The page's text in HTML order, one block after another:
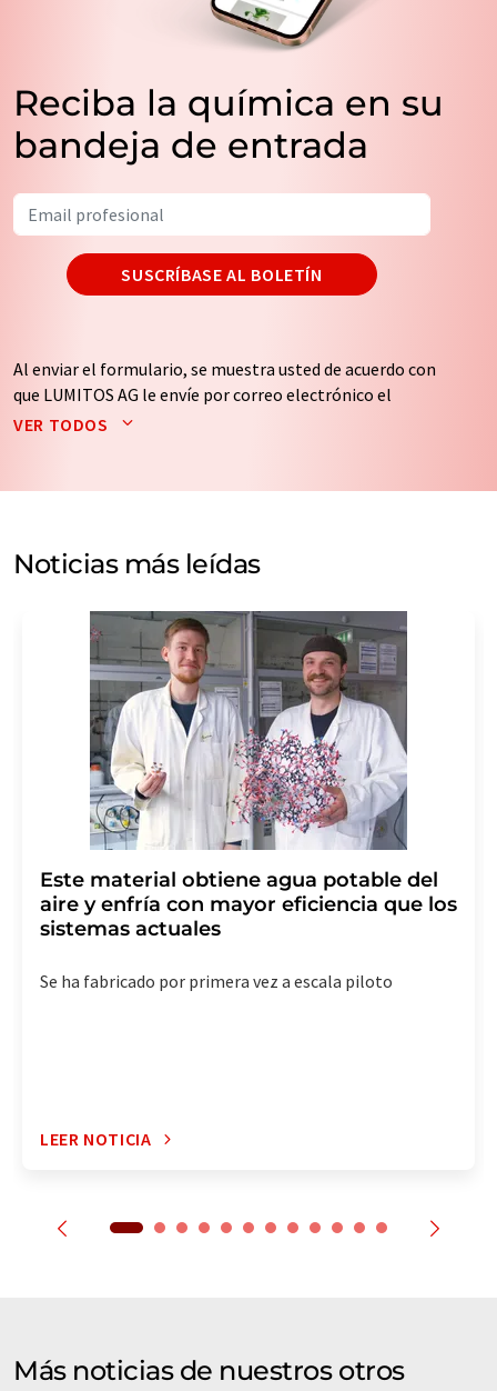
Reciba la química en su
bandeja de entrada
SUSCRÍBASE AL BOLETÍN
Al enviar el formulario, se muestra usted de acuerdo con
que LUMITOS AG le envíe por correo electrónico el
boletín o boletines seleccionados anteriormente. Sus
de nuestrapolítica de protección de datos. LUMITOS
electrónico a efectos publicitarios o de investigación de
mercado y opinión. Puede revocar en todo momento su
de indicar los motivos informando por correo postal a
LUMITOS AG, Ernst-Augustin-Str. 2, 12489 Berlín
(Alemania) o por correo electrónico a
revoke@lumitos.com. Además, en cada correo
electrónico se incluye un enlace para anular la
suscripción al boletín informativo correspondiente.
VER TODOS
Noticias más leídas
Este material obtiene agua potable del
aire y enfría con mayor eficiencia que los
sistemas actuales
Se ha fabricado por primera vez a escala piloto
LEER NOTICIA
Más noticias de nuestros otros